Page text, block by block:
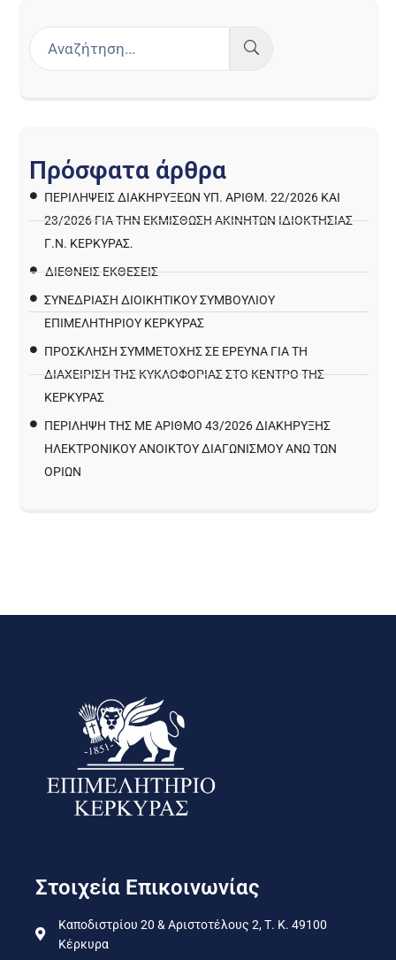
Πρόσφατα άρθρα
ΠΕΡΙΛΉΨΕΙΣ ΔΙΑΚΗΡΎΞΕΩΝ ΥΠ. ΑΡΙΘΜ. 22/2026 ΚΑΙ
23/2026 ΓΙΑ ΤΗΝ ΕΚΜΊΣΘΩΣΗ ΑΚΙΝΉΤΩΝ ΙΔΙΟΚΤΗΣΊΑΣ
Γ.Ν. ΚΈΡΚΥΡΑΣ.
ΔΙΕΘΝΕΙΣ ΕΚΘΕΣΕΙΣ
ΣΥΝΕΔΡΙΑΣΗ ΔΙΟΙΚΗΤΙΚΟΥ ΣΥΜΒΟΥΛΙΟΥ
ΕΠΙΜΕΛΗΤΗΡΙΟΥ ΚΕΡΚΥΡΑΣ
ΠΡΌΣΚΛΗΣΗ ΣΥΜΜΕΤΟΧΉΣ ΣΕ ΈΡΕΥΝΑ ΓΙΑ ΤΗ
ΔΙΑΧΕΊΡΙΣΗ ΤΗΣ ΚΥΚΛΟΦΟΡΊΑΣ ΣΤΟ ΚΈΝΤΡΟ ΤΗΣ
ΚΈΡΚΥΡΑΣ
ΠΕΡΙΛΗΨΗ ΤΗΣ ΜΕ ΑΡΙΘΜΟ 43/2026 ΔΙΑΚΗΡΥΞΗΣ
ΗΛΕΚΤΡΟΝΙΚΟΥ ΑΝΟΙΚΤΟΥ ΔΙΑΓΩΝΙΣΜΟΥ ΑΝΩ ΤΩΝ
ΟΡΙΩΝ
Στοιχεία Επικοινωνίας
Καποδιστρίου 20 & Αριστοτέλους 2, Τ. Κ. 49100
Κέρκυρα